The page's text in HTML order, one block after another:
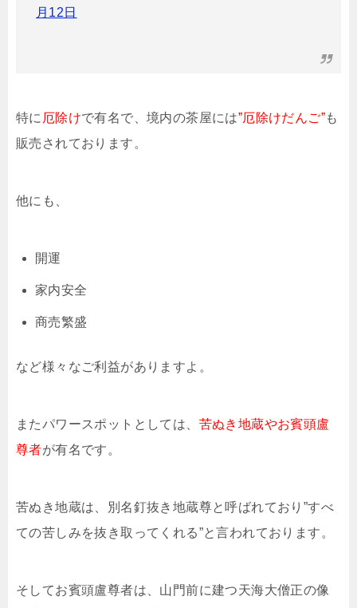
月12日
特に 厄除けで有名で、境内の茶屋には”厄除けだんご”も
販売されております。
他にも、
開運
家内安全
商売繁盛
など様々なご利益がありますよ。
またパワースポットとしては、 苦ぬき地蔵やお賓頭盧
尊者が有名です。
苦ぬき地蔵は、別名釘抜き地蔵尊と呼ばれており”すべ
ての苦しみを抜き取ってくれる”と言われております。
そしてお賓頭盧尊者は、山門前に建つ天海大僧正の像